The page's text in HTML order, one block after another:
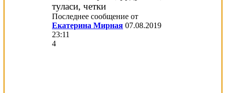
Последнее сообщение от
Екатерина Мирная 07.08.2019
23:11
4